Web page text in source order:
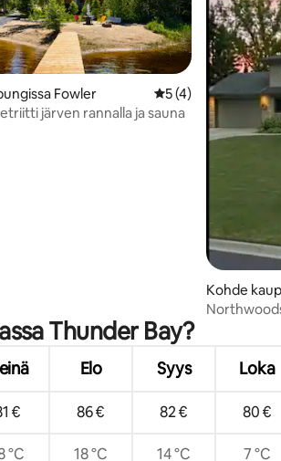
5, 52 arvostelua
Fowler Keskimääräinen
5 (4)
järven rannalla ja sauna
Kohde
Thunder Bay?
Elo Syys Loka
€ 86 € 82 € 80 €
°C 18 °C 14 °C 7 °C